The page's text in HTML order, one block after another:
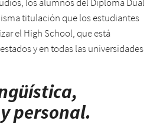
los alumnos del Diploma Dual
titulación que los estudiantes
el High School, que está
y en todas las universidades
personal.